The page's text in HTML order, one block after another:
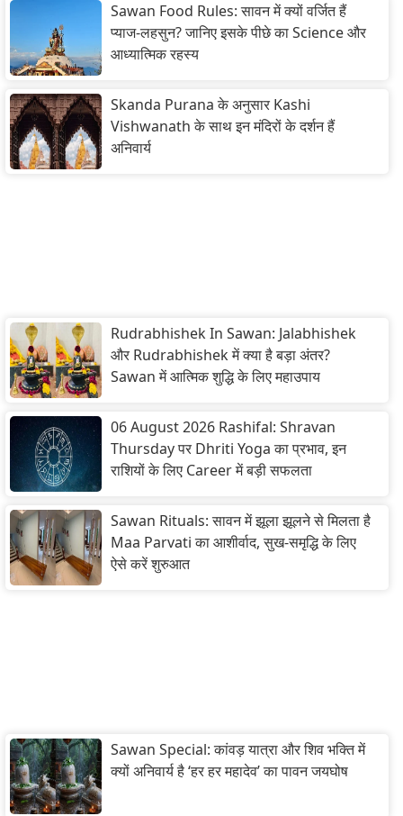
Sawan Food Rules: सावन में क्यों वर्जित हैं
प्याज-लहसुन? जानिए इसके पीछे का Science और
आध्यात्मिक रहस्य
Skanda Purana के अनुसार Kashi
Vishwanath के साथ इन मंदिरों के दर्शन हैं
अनिवार्य
Rudrabhishek In Sawan: Jalabhishek
और Rudrabhishek में क्या है बड़ा अंतर?
Sawan में आत्मिक शुद्धि के लिए महाउपाय
06 August 2026 Rashifal: Shravan
Thursday पर Dhriti Yoga का प्रभाव, इन
राशियों के लिए Career में बड़ी सफलता
Sawan Rituals: सावन में झूला झूलने से मिलता है
Maa Parvati का आशीर्वाद, सुख-समृद्धि के लिए
ऐसे करें शुरुआत
Sawan Special: कांवड़ यात्रा और शिव भक्ति में
क्यों अनिवार्य है ‘हर हर महादेव’ का पावन जयघोष